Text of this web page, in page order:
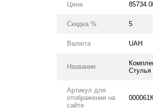
Цена
Скидка % 5
Валюта UAH
Название
Стулья
Артикул для
отображения на
сайте